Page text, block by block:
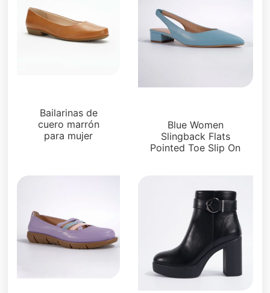
Bailarinas de
cuero marrón
para mujer
Blue Women
Slingback Flats
Pointed Toe Slip On